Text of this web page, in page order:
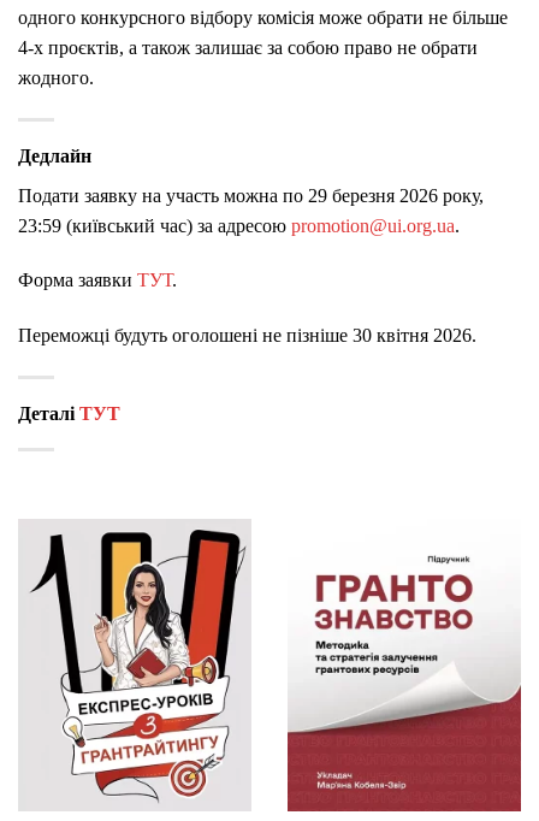
одного конкурсного відбору комісія може обрати не більше
4-х проєктів, а також залишає за собою право не обрати
жодного.
Дедлайн
Подати заявку на участь можна по 29 березня 2026 року,
23:59 (київський час) за адресою promotion@ui.org.ua.
Форма заявки ТУТ.
Переможці будуть оголошені не пізніше 30 квітня 2026.
Деталі ТУТ